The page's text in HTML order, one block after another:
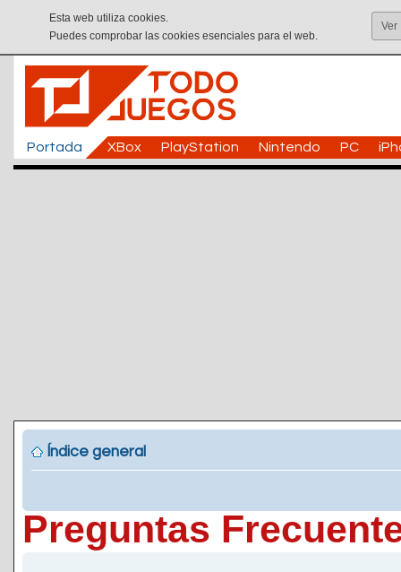
Esta web utiliza cookies.
Puedes comprobar las cookies esenciales para el web.
Ver
Portada XBox PlayStation Nintendo PC
Índice general
Preguntas